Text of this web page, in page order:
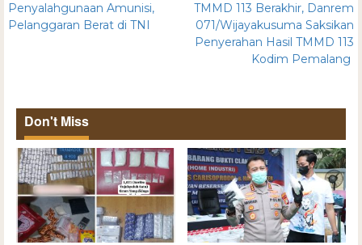
Penyalahgunaan Amunisi,
Pelanggaran Berat di TNI
TMMD 113 Berakhir, Danrem
071/Wijayakusuma Saksikan
Penyerahan Hasil TMMD 113
Kodim Pemalang
Don't Miss